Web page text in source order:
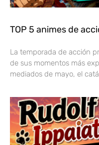
TOP 5 animes de
La temporada de acción
de sus momentos más
mediados de mayo, el